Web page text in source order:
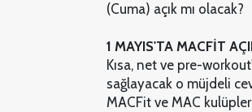
(Cuma) açık mı olacak?
1 MAYIS'TA MACFİT
Kısa, net ve pre-
sağlayacak o müjdeli
MACFit ve MAC